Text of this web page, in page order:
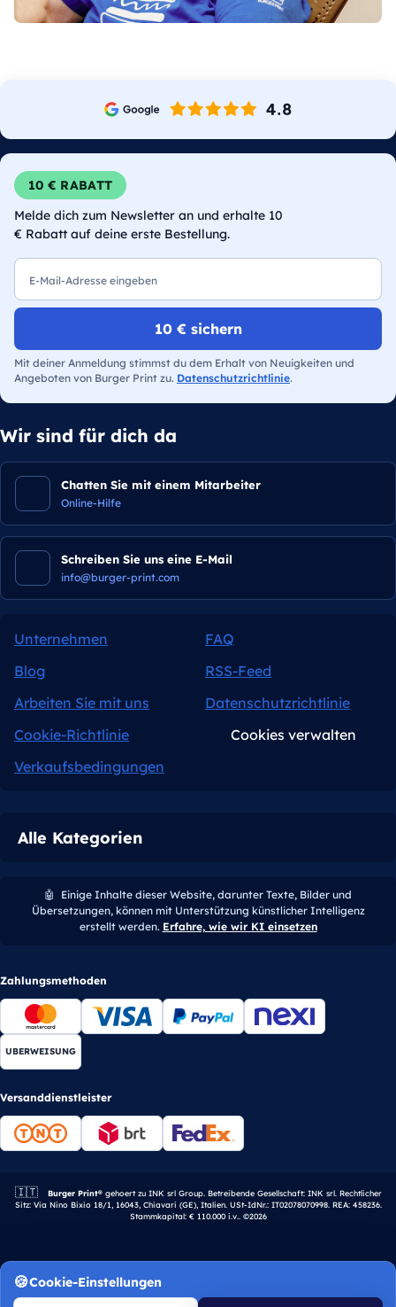
10 € RABATT
Melde dich zum Newsletter an und erhalte 10
€ Rabatt auf deine erste Bestellung.
10 € sichern
Mit deiner Anmeldung stimmst du dem Erhalt von Neuigkeiten und
Angeboten von Burger Print zu. Datenschutzrichtlinie.
Wir sind für dich da
Chatten Sie mit einem Mitarbeiter
Online-Hilfe
Schreiben Sie uns eine E-Mail
info@burger-print.com
Unternehmen
FAQ
Blog
RSS-Feed
Arbeiten Sie mit uns
Datenschutzrichtlinie
Cookie-Richtlinie
Cookies verwalten
Verkaufsbedingungen
Alle Kategorien
🤖
Einige Inhalte dieser Website, darunter Texte, Bilder und
Übersetzungen, können mit Unterstützung künstlicher Intelligenz
erstellt werden. Erfahre, wie wir KI einsetzen
Zahlungsmethoden
UBERWEISUNG
Versanddienstleister
🇮🇹 Italienisches Unternehmen.
Burger Print®gehoert zu INK srl Group. Betreibende Gesellschaft: INK srl. Rechtlicher
Sitz: Via Nino Bixio 18/1, 16043, Chiavari (GE), Italien. USt-IdNr.: IT02078070998. REA: 458236.
Stammkapital: € 110.000 i.v.. ©2026
Cookie-Einstellungen